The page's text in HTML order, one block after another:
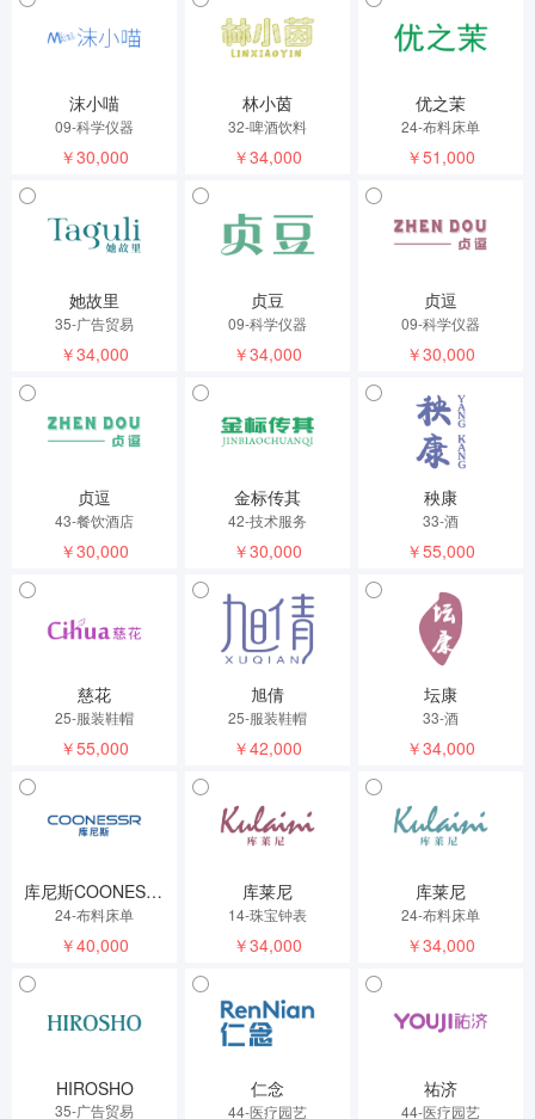
沫小喵
09-科学仪器
￥30,000
林小茵
32-啤酒饮料
￥34,000
优之茉
24-布料床单
￥51,000
她故里
35-广告贸易
￥34,000
贞豆
09-科学仪器
￥34,000
贞逗
09-科学仪器
￥30,000
贞逗
43-餐饮酒店
￥30,000
金标传其
42-技术服务
￥30,000
秧康
33-酒
￥55,000
慈花
25-服装鞋帽
￥55,000
旭倩
25-服装鞋帽
￥42,000
坛康
33-酒
￥34,000
库尼斯COONESSR
24-布料床单
￥40,000
库莱尼
14-珠宝钟表
￥34,000
库莱尼
24-布料床单
￥34,000
HIROSHO
35-广告贸易
仁念
44-医疗园艺
祐济
44-医疗园艺